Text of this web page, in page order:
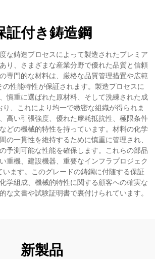
証付き鋳造鋼
な鋳造プロセスによって製造されたプレミア
り、さまざまな産業分野で優れた品質と信頼
専門的な材料は、厳格な品質管理措置や広範
の性能特性が保証されます。製造プロセスに
慎重に選ばれた原材料、そして洗練された成
、これにより均一で緻密な組織が得られま
高い引張強度、優れた摩耗抵抗性、極限条件
どの機械的特性を持っています。材料の化学
の一貫性を維持するために慎重に管理され、
予測可能な性能を確保します。これらの部品
重機、建設機器、重要なインフラプロジェク
います。このグレードの鋳鋼に付随する保証
学組成、機械的特性に関する顧客への確実な
な文書や試験証明書で裏付けられています。
新製品